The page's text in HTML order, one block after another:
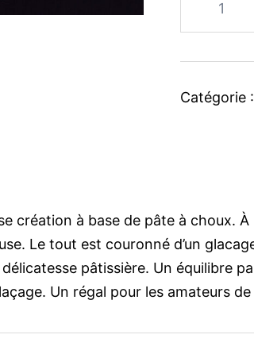
Catégorie :
création à base de pâte à choux.
Le tout est couronné d’un
pâtissière. Un équilibre
Un régal pour les amateurs